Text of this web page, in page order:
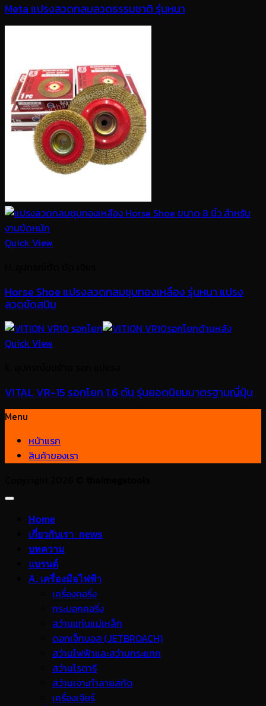
Meta แปรงลวดกลมลวดธรรมชาติ รุ่นหนา
Quick View
Horse Shoe แปรงลวดกลมชุบทองเหลือง รุ่นหนา แปรง
ลวดขัดสนิม
Quick View
VITAL VR-15 รอกโยก 1.6 ตัน รุ่นยอดนิยมมาตรฐานญี่ปุ่น
Menu
หน้าแรก
สินค้าของเรา
Home
เกี่ยวกับเรา_news
บทความ
แบรนด์
A. เครื่องมือไฟฟ้า
เครื่องคอริ่ง
กระบอกคอริ่ง
สว่านแท่นแม่เหล็ก
ดอกเจ็ทบอส (JETBROACH)
สว่านไฟฟ้าและสว่านกระแทก
สว่านโรตารี
สว่านเจาะทำลายสกัด
เครื่องเจียร์